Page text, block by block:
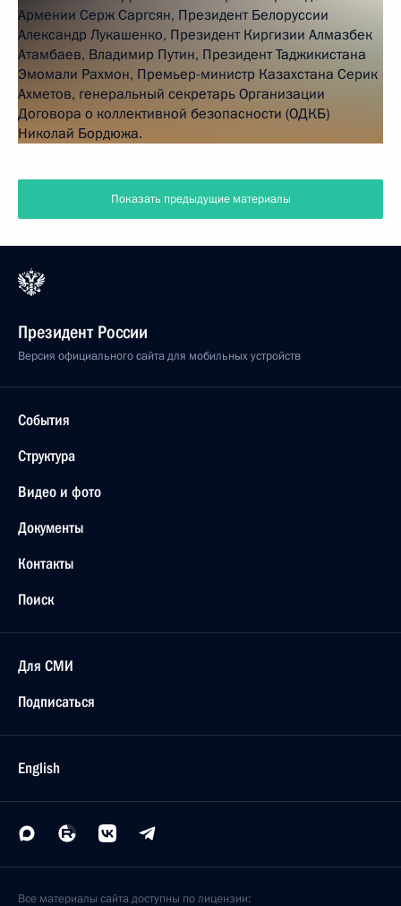
Показать предыдущие материалы
Президент России
Версия официального сайта для мобильных устройств
События
Структура
Видео и фото
Документы
Контакты
Поиск
Для СМИ
Подписаться
English
Все материалы сайта доступны по лицензии: